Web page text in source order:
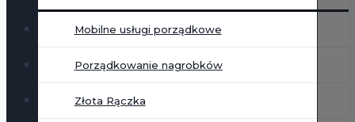
Mobilne usługi porządkowe
Porządkowanie nagrobków
Złota Rączka